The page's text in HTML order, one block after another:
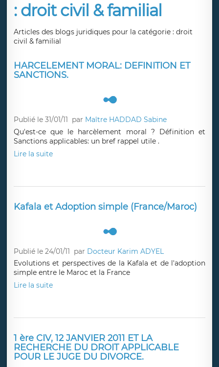
: droit civil & familial
Articles des blogs juridiques pour la catégorie : droit
civil & familial
HARCELEMENT MORAL: DEFINITION ET
SANCTIONS.
Publié le 31/01/11 par Maître HADDAD Sabine
Qu'est-ce que le harcèlement moral ? Définition et
Sanctions applicables: un bref rappel utile .
Lire la suite
Kafala et Adoption simple (France/Maroc)
Publié le 24/01/11 par Docteur Karim ADYEL
Evolutions et perspectives de la Kafala et de l'adoption
simple entre le Maroc et la France
Lire la suite
1 ère CIV, 12 JANVIER 2011 ET LA
RECHERCHE DU DROIT APPLICABLE
POUR LE JUGE DU DIVORCE.